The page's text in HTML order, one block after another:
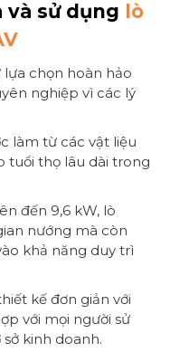
và sử dụng lò
chọn hoàn hảo
nghiệp vì các lý
làm từ các vật liệu
tuổi thọ lâu dài trong
đến 9,6 kW, lò
nướng mà còn
khả năng duy trì
kế đơn giản với
với mọi người sử
kinh doanh.